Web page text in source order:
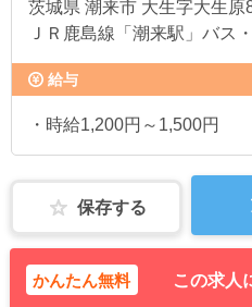
茨城県 潮来市 大生字大生原
ＪＲ鹿島線「潮来駅」バス
給与
・時給1,200円～1,500円
保存する
かんたん無料 この求人